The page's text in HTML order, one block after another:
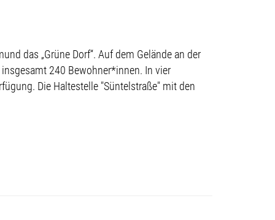
das „Grüne Dorf“. Auf dem Gelände an der
240 Bewohner*innen. In vier
Die Haltestelle "Süntelstraße" mit den